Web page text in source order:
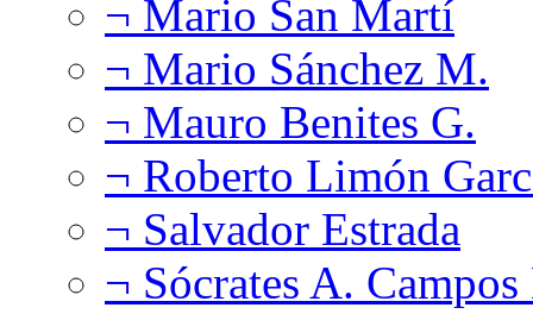
¬ Mario San Martí
¬ Mario Sánchez M.
¬ Mauro Benites G.
¬ Roberto Limón
¬ Salvador Estrada
¬ Sócrates A.